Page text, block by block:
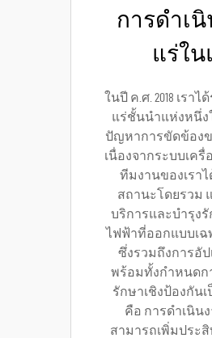
การดำเ
แร่ใน
ในปี ค.ศ. 2018 เร
แร่ชั้นนำแห่งหนึ่ง
ปัญหาการขัดข้อง
เนื่องจากระบบเค
ทีมงานของเรา
สถานะโดยรวม
บริการและบำรุง
ไฟฟ้าที่ออกแบบเ
ซึ่งรวมถึงการอั
พร้อมทั้งกำหนดก
รักษาเชิงป้องกัน
คือ การดำเนิน
สามารถเพิ่มประ